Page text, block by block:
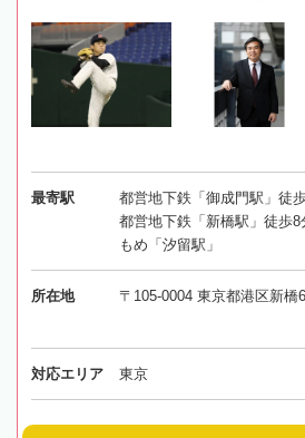
最寄駅
都営地下鉄「御成門駅」徒
都営地下鉄「新橋駅」徒歩
もめ「汐留駅」
所在地 〒105-0004 東京都港区新橋
対応エリア 東京